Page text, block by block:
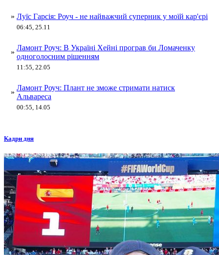
» Луїс Гарсія: Роуч - не найважчий суперник у моїй кар'єрі
06:45, 25.11
»
Ламонт Роуч: В Україні Хейні програв би Ломаченку
одноголосним рішенням
11:55, 22.05
»
Ламонт Роуч: Плант не зможе стримати натиск
Альвареса
00:55, 14.05
Кадри дня